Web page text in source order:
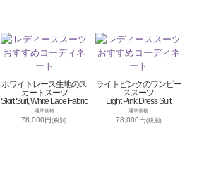
ホワイトレース生地のス
カートスーツ
Skirt Suit, White Lace Fabric
通常価格
78,000円(税別)
ライトピンクのワンピー
ススーツ
Light Pink Dress Suit
通常価格
78,000円(税別)